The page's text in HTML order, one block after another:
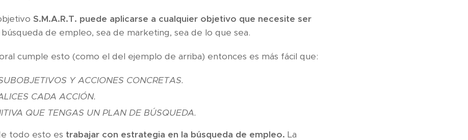
S.M.A.R.T. puede aplicarse a cualquier objetivo que necesite ser
búsqueda de empleo, sea de marketing, sea de lo que sea.
cumple esto (como el del ejemplo de arriba) entonces es más fácil que:
Y ACCIONES CONCRETAS.
CADA ACCIÓN.
QUE TENGAS UN PLAN DE BÚSQUEDA.
todo esto es trabajar con estrategia en la búsqueda de empleo. La